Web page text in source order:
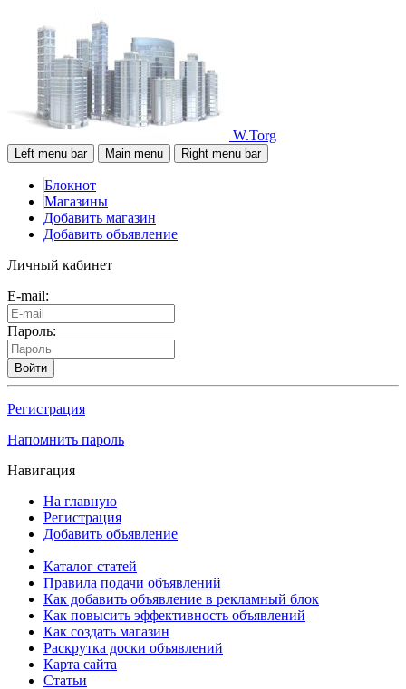
W.Torg
Left menu bar Main menu Right menu bar
Блокнот
Магазины
Добавить магазин
Добавить объявление
Личный кабинет
E-mail:
Пароль:
Войти
Регистрация
Напомнить пароль
Навигация
На главную
Регистрация
Добавить объявление
Каталог статей
Правила подачи объявлений
Как добавить объявление в рекламный блок
Как повысить эффективность объявлений
Как создать магазин
Раскрутка доски объявлений
Карта сайта
Статьи